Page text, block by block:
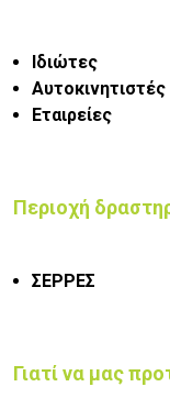
Ιδιώτες
Αυτοκινητιστές
Εταιρείες
Περιοχή
ΣΕΡΡΕΣ
Γιατί να μας